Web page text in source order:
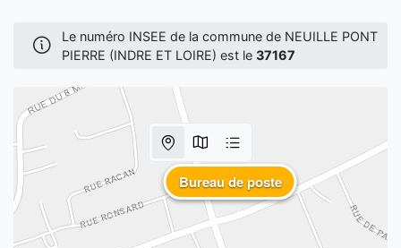
Le numéro INSEE de la commune de NEUILLE PONT
PIERRE (INDRE ET LOIRE) est le 37167
Bureau de poste